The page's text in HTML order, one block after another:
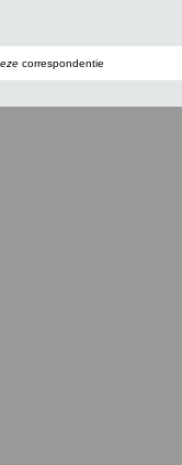
correspondentie